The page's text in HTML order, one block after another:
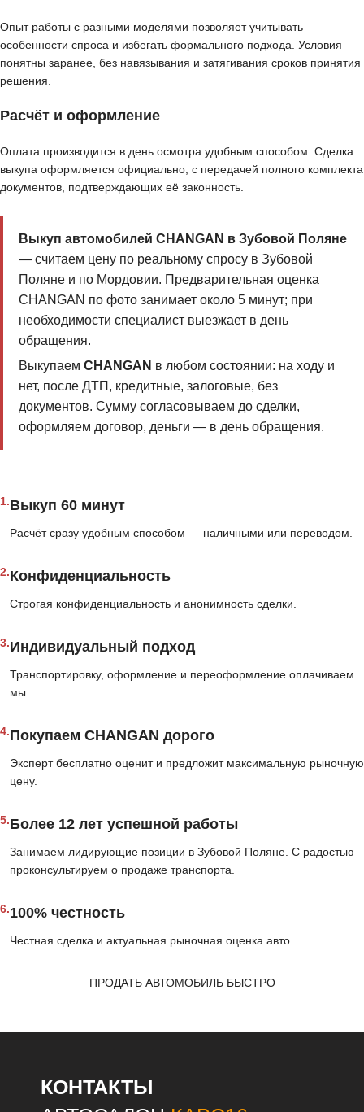
Опыт работы с разными моделями позволяет учитывать
особенности спроса и избегать формального подхода. Условия
понятны заранее, без навязывания и затягивания сроков принятия
решения.
Расчёт и оформление
Оплата производится в день осмотра удобным способом. Сделка
выкупа оформляется официально, с передачей полного комплекта
документов, подтверждающих её законность.
Выкуп автомобилей CHANGAN в Зубовой Поляне
— считаем цену по реальному спросу в Зубовой
Поляне и по Мордовии. Предварительная оценка
CHANGAN по фото занимает около 5 минут; при
необходимости специалист выезжает в день
обращения.
Выкупаем CHANGAN в любом состоянии: на ходу и
нет, после ДТП, кредитные, залоговые, без
документов. Сумму согласовываем до сделки,
оформляем договор, деньги — в день обращения.
1.Выкуп 60 минут
Расчёт сразу удобным способом — наличными или переводом.
2.Конфиденциальность
Строгая конфиденциальность и анонимность сделки.
3.Индивидуальный подход
Транспортировку, оформление и переоформление оплачиваем
мы.
4.Покупаем CHANGAN дорого
Эксперт бесплатно оценит и предложит максимальную рыночную
цену.
5.Более 12 лет успешной работы
Занимаем лидирующие позиции в Зубовой Поляне. С радостью
проконсультируем о продаже транспорта.
6.100% честность
Честная сделка и актуальная рыночная оценка авто.
ПРОДАТЬ АВТОМОБИЛЬ БЫСТРО
КОНТАКТЫ